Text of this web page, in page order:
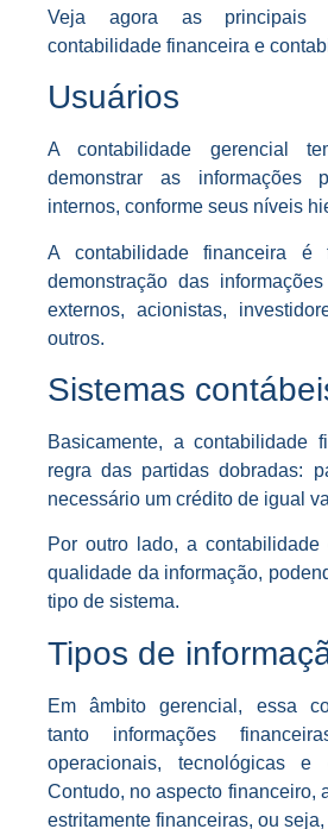
Veja agora as principais
contabilidade financeira e
Usuários
A contabilidade gerencial
demonstrar as informações
internos, conforme seus níveis
A contabilidade financeira é
demonstração das
externos, acionistas,
outros.
Sistemas
Basicamente, a contabilidade
regra das partidas dobradas:
necessário um crédito de igual
Por outro lado, a
qualidade da informação,
tipo de sistema.
Tipos de
Em âmbito gerencial, essa
tanto informações
operacionais, tecnológicas e
Contudo, no aspecto financeiro,
estritamente financeiras, ou